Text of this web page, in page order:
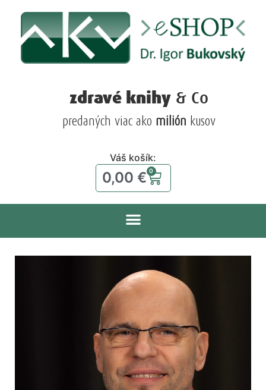
zdravé knihy & Co
predaných viac ako milión kusov
Váš košík:
0,00 € 0